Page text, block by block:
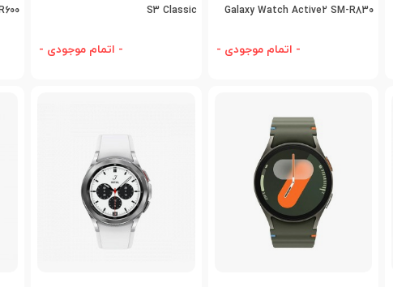
Galaxy Watch Active2 SM-R830
- اتمام موجودی -
S3 Classic
- اتمام موجودی -